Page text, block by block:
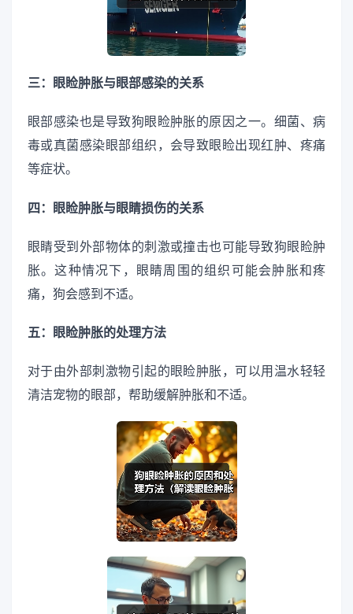
三：眼睑肿胀与眼部感染的关系
眼部感染也是导致狗眼睑肿胀的原因之一。细菌、病
毒或真菌感染眼部组织，会导致眼睑出现红肿、疼痛
等症状。
四：眼睑肿胀与眼睛损伤的关系
眼睛受到外部物体的刺激或撞击也可能导致狗眼睑肿
胀。这种情况下，眼睛周围的组织可能会肿胀和疼
痛，狗会感到不适。
五：眼睑肿胀的处理方法
对于由外部刺激物引起的眼睑肿胀，可以用温水轻轻
清洁宠物的眼部，帮助缓解肿胀和不适。